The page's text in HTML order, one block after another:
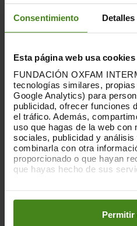
Consentimiento Detalles
Esta página web usa cookies
FUNDACIÓN OXFAM
tecnologías similares,
Google Analytics) para
publicidad, ofrecer funciones
el tráfico. Además,
uso que hagas de la web con
sociales, publicidad y análisis
combinarla con otra
proporcionado o que hayan
que hayas hecho de sus
preferencias accediendo a
en los botones facilitados a
Permitir
15 anys caminant per
Quinze anys després
l'Oxfam Intermón
consolidat com una
esportives solidàries
Des dels seus inicis,
persones han
recorrent milers de
recaptant més de 8,5
Gràcies a aquest
l'aigua potable i les
4,5 milions de